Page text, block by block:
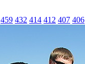
459 432 414 412 407 406